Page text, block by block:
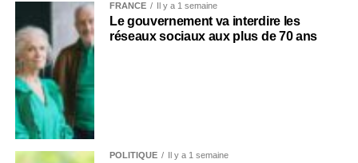
FRANCE Il y a 1 semaine
Le gouvernement va interdire les
réseaux sociaux aux plus de 70 ans
POLITIQUE Il y a 1 semaine